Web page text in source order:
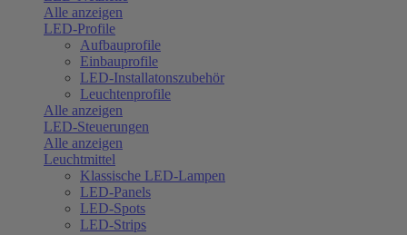
Alle anzeigen
LED-Profile
Aufbauprofile
Einbauprofile
LED-Installatonszubehör
Leuchtenprofile
Alle anzeigen
LED-Steuerungen
Alle anzeigen
Leuchtmittel
Klassische LED-Lampen
LED-Panels
LED-Spots
LED-Strips